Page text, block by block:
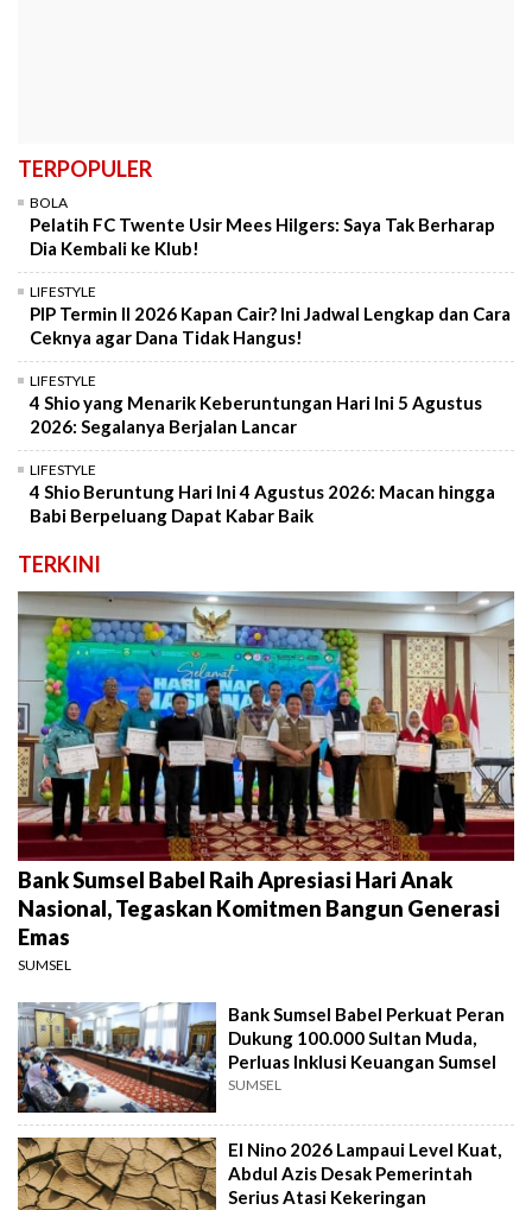
TERPOPULER
BOLA
Pelatih FC Twente Usir Mees Hilgers: Saya Tak Berharap
Dia Kembali ke Klub!
LIFESTYLE
PIP Termin II 2026 Kapan Cair? Ini Jadwal Lengkap dan Cara
Ceknya agar Dana Tidak Hangus!
LIFESTYLE
4 Shio yang Menarik Keberuntungan Hari Ini 5 Agustus
2026: Segalanya Berjalan Lancar
LIFESTYLE
4 Shio Beruntung Hari Ini 4 Agustus 2026: Macan hingga
Babi Berpeluang Dapat Kabar Baik
TERKINI
Bank Sumsel Babel Raih Apresiasi Hari Anak
Nasional, Tegaskan Komitmen Bangun Generasi
Emas
SUMSEL
Bank Sumsel Babel Perkuat Peran
Dukung 100.000 Sultan Muda,
Perluas Inklusi Keuangan Sumsel
SUMSEL
El Nino 2026 Lampaui Level Kuat,
Abdul Azis Desak Pemerintah
Serius Atasi Kekeringan